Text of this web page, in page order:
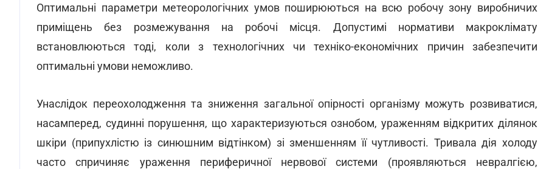
Оптимальні параметри метеорологічних умов поширюються на всю робочу зону виробничих
приміщень без розмежування на робочі місця. Допустимі нормативи макроклімату
встановлюються тоді, коли з технологічних чи техніко-економічних причин забезпечити
оптимальні умови неможливо.
Унаслідок переохолодження та зниження загальної опірності організму можуть розвиватися,
насамперед, судинні порушення, що характеризуються ознобом, ураженням відкритих ділянок
шкіри (припухлістю iз синюшним відтінком) зi зменшенням її чутливості. Тривала дiя холоду
часто спричиняє ураження периферичної нервової системи (проявляються невралгією,